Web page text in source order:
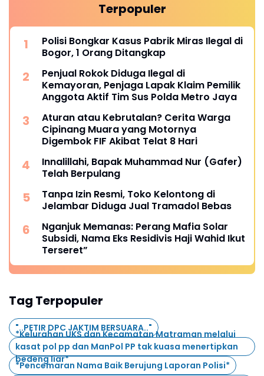
Terpopuler
Polisi Bongkar Kasus Pabrik Miras Ilegal di
Bogor, 1 Orang Ditangkap
Penjual Rokok Diduga Ilegal di
Kemayoran, Penjaga Lapak Klaim Pemilik
Anggota Aktif Tim Sus Polda Metro Jaya
Aturan atau Kebrutalan? Cerita Warga
Cipinang Muara yang Motornya
Digembok FIF Akibat Telat 8 Hari
Innalillahi, Bapak Muhammad Nur (Gafer)
Telah Berpulang
Tanpa Izin Resmi, Toko Kelontong di
Jelambar Diduga Jual Tramadol Bebas
Nganjuk Memanas: Perang Mafia Solar
Subsidi, Nama Eks Residivis Haji Wahid Ikut
Terseret”
Tag Terpopuler
"..PETIR DPC JAKTIM BERSUARA.."
*Kelurahan UKS dan Kecamatan Matraman melalui
kasat pol pp dan ManPol PP tak kuasa menertipkan
bedeng liar*
*Pencemaran Nama Baik Berujung Laporan Polisi*